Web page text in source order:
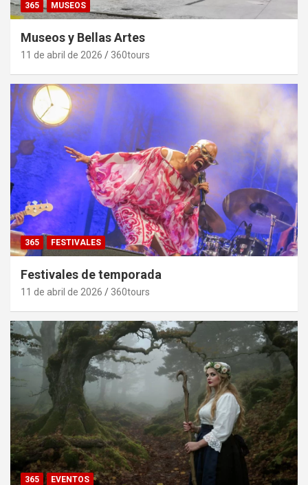
365 MUSEOS
Museos y Bellas Artes
11 de abril de 2026 360tours
365 FESTIVALES
Festivales de temporada
11 de abril de 2026 360tours
365 EVENTOS